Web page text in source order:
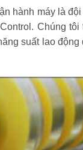
hành máy là
Chúng
suất lao